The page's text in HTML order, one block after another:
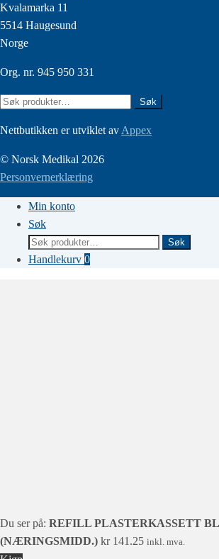
Kvalamarka 11
5514 Haugesund
Norge
Org. nr. 945 950 331
Søk
Søk
Nettbutikken er utviklet av Appex
© Norsk Medikal 2026
Personvernerklæring
Min konto
Søk
Søk
etter:
Søk
Handlekurv 0
Du ser på: REFILL PLASTERKASSETT
(NÆRINGSMIDD.) kr141.25 inkl. mva.